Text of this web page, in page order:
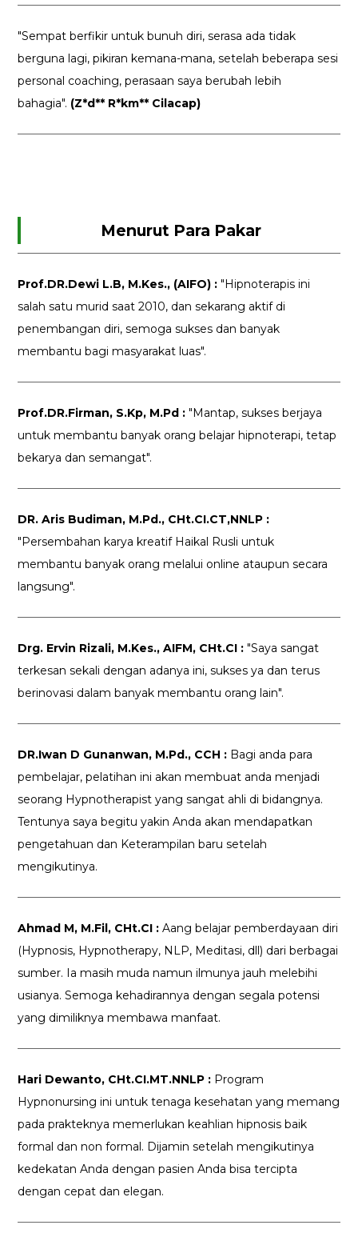
"Sempat berfikir untuk bunuh diri, serasa ada tidak
berguna lagi, pikiran kemana-mana, setelah beberapa sesi
personal coaching, perasaan saya berubah lebih
bahagia". (Z*d** R*km** Cilacap)
Menurut Para Pakar
Prof.DR.Dewi L.B, M.Kes., (AIFO) :"Hipnoterapis ini
salah satu murid saat 2010, dan sekarang aktif di
penembangan diri, semoga sukses dan banyak
membantu bagi masyarakat luas".
Prof.DR.Firman, S.Kp, M.Pd : "Mantap, sukses berjaya
untuk membantu banyak orang belajar hipnoterapi, tetap
bekarya dan semangat".
DR. Aris Budiman, M.Pd., CHt.CI.CT,NNLP :
"Persembahan karya kreatif Haikal Rusli untuk
membantu banyak orang melalui online ataupun secara
langsung".
Drg. Ervin Rizali, M.Kes., AIFM, CHt.CI : "Saya sangat
terkesan sekali dengan adanya ini, sukses ya dan terus
berinovasi dalam banyak membantu orang lain".
DR.Iwan D Gunanwan, M.Pd., CCH : Bagi anda para
pembelajar, pelatihan ini akan membuat anda menjadi
seorang Hypnotherapist yang sangat ahli di bidangnya.
Tentunya saya begitu yakin Anda akan mendapatkan
pengetahuan dan Keterampilan baru setelah
mengikutinya.
Ahmad M, M.Fil, CHt.CI : Aang belajar pemberdayaan diri
(Hypnosis, Hypnotherapy, NLP, Meditasi, dll) dari berbagai
sumber. Ia masih muda namun ilmunya jauh melebihi
usianya. Semoga kehadirannya dengan segala potensi
yang dimiliknya membawa manfaat.
Hari Dewanto, CHt.CI.MT.NNLP : Program
Hypnonursing ini untuk tenaga kesehatan yang memang
pada prakteknya memerlukan keahlian hipnosis baik
formal dan non formal. Dijamin setelah mengikutinya
kedekatan Anda dengan pasien Anda bisa tercipta
dengan cepat dan elegan.